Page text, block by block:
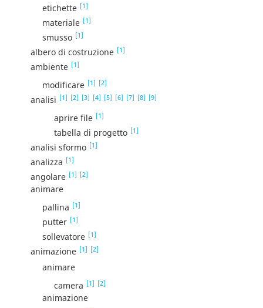
etichette [1]
materiale [1]
smusso [1]
albero di costruzione [1]
ambiente [1]
modificare [1] [2]
analisi [1] [2] [3] [4] [5] [6] [7] [8] [9]
aprire file [1]
tabella di progetto [1]
analisi sformo [1]
analizza [1]
angolare [1] [2]
animare
pallina [1]
putter [1]
sollevatore [1]
animazione [1] [2]
animare
camera [1] [2]
animazione